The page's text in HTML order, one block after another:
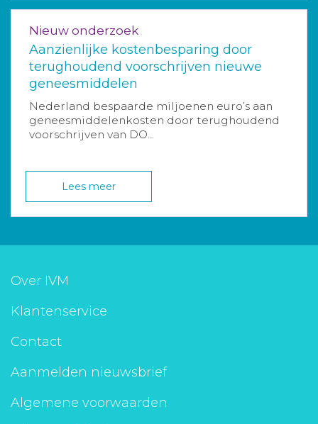
Nieuw onderzoek
Aanzienlijke kostenbesparing door
terughoudend voorschrijven nieuwe
geneesmiddelen
Nederland bespaarde miljoenen euro’s aan
geneesmiddelenkosten door terughoudend
voorschrijven van DO...
Lees meer
Over IVM
Klantenservice
Contact
Aanmelden nieuwsbrief
Algemene voorwaarden